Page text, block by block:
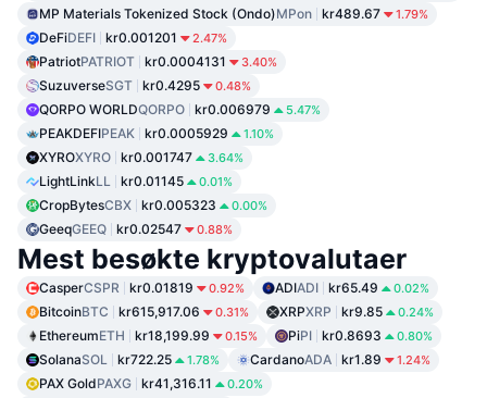
MP Materials Tokenized Stock (Ondo)MPon kr489.67 1.79%
DeFiDEFI kr0.001201 2.47%
PatriotPATRIOT kr0.0004131 3.40%
SuzuverseSGT kr0.4295 0.48%
QORPO WORLDQORPO kr0.006979 5.47%
PEAKDEFIPEAK kr0.0005929 1.10%
XYROXYRO kr0.001747 3.64%
LightLinkLL kr0.01145 0.01%
CropBytesCBX kr0.005323 0.00%
GeeqGEEQ kr0.02547 0.88%
Mest besøkte kryptovalutaer
CasperCSPR kr0.01819 0.92% ADIADI kr65.49 0.02%
BitcoinBTC kr615,917.06 0.31% XRPXRP kr9.85 0.24%
EthereumETH kr18,199.99 0.15% PiPI kr0.8693 0.80%
SolanaSOL kr722.25 1.78% CardanoADA kr1.89 1.24%
PAX GoldPAXG kr41,316.11 0.20%